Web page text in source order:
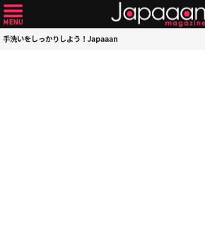
手洗いをしっかりしよう！Japaaan